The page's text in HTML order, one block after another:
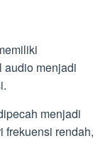
audio menjadi
menjadi
frekuensi rendah,